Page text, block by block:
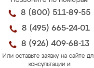
8 (800) 511-89-55
8 (495) 665-24-01
8 (926) 409-68-13
Или оставьте заявку на сайте
консультации и